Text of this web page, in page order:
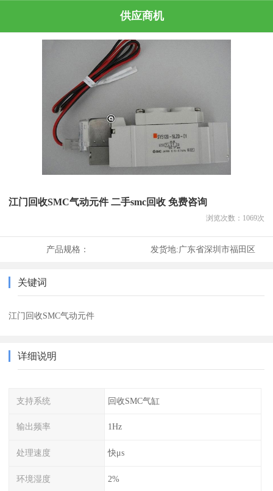
供应商机
江门回收SMC气动元件 二手smc回收 免费咨询
浏览次数： 1069次
产品规格： 发货地:广东省深圳市福田区
关键词
江门回收SMC气动元件
详细说明
支持系统 回收SMC气缸
输出频率 1Hz
处理速度 快μs
环境湿度 2%